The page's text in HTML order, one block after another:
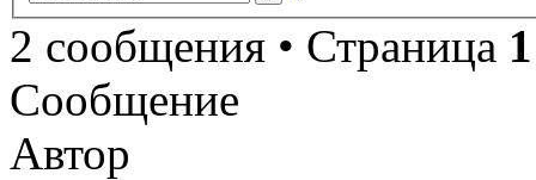
2 сообщения • Страница 1
Сообщение
Автор